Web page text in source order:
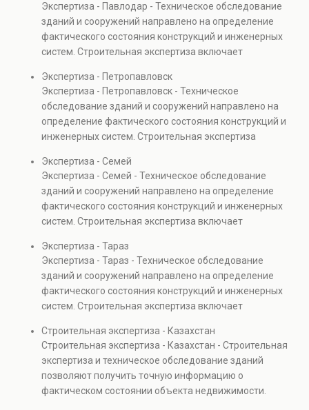
безопасности. Услуга востребована при покупке
недвижимости, капитальном ремонте и реконструкции
объектов, а также при судебных разбирательствах и
технических проверках.
Экспертиза - Павлодар - Техническое обследование
зданий и сооружений направлено на определение
фактического состояния конструкций и инженерных
систем. Строительная экспертиза включает
элементов и оценку эксплуатационной безопасности.
Услуга востребована при покупке недвижимости,
капитальном ремонте и реконструкции объектов, а
также при судебных разбирательствах и технических
проверках.
Экспертиза - Петропавловск
Экспертиза - Петропавловск - Техническое
обследование зданий и сооружений направлено на
определение фактического состояния конструкций и
инженерных систем. Строительная экспертиза
прочности элементов и оценку эксплуатационной
безопасности. Услуга востребована при покупке
недвижимости, капитальном ремонте и реконструкции
объектов, а также при судебных разбирательствах и
технических проверках.
Экспертиза - Семей
Экспертиза - Семей - Техническое обследование
зданий и сооружений направлено на определение
фактического состояния конструкций и инженерных
систем. Строительная экспертиза включает
элементов и оценку эксплуатационной безопасности.
Услуга востребована при покупке недвижимости,
капитальном ремонте и реконструкции объектов, а
также при судебных разбирательствах и технических
проверках.
Экспертиза - Тараз
Экспертиза - Тараз - Техническое обследование
зданий и сооружений направлено на определение
фактического состояния конструкций и инженерных
систем. Строительная экспертиза включает
элементов и оценку эксплуатационной безопасности.
Услуга востребована при покупке недвижимости,
капитальном ремонте и реконструкции объектов, а
также при судебных разбирательствах и технических
проверках.
Строительная экспертиза - Казахстан
Строительная экспертиза - Казахстан - Строительная
экспертиза и техническое обследование зданий
позволяют получить точную информацию о
фактическом состоянии объекта недвижимости.